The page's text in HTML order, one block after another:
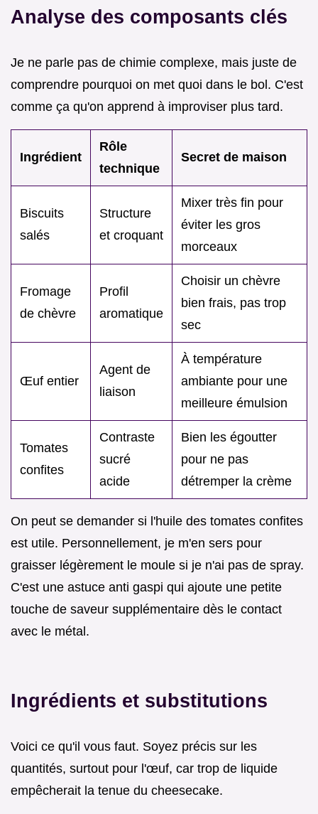
Analyse des composants clés
Je ne parle pas de chimie complexe, mais juste de
comprendre pourquoi on met quoi dans le bol. C'est
comme ça qu'on apprend à improviser plus tard.
Ingrédient
Rôle
technique
Secret de maison
Biscuits
salés
Structure
et croquant
Mixer très fin pour
éviter les gros
morceaux
Fromage
de chèvre
Profil
aromatique
Choisir un chèvre
bien frais, pas trop
sec
Œuf entier
Agent de
liaison
À température
ambiante pour une
meilleure émulsion
Tomates
confites
Contraste
sucré
acide
Bien les égoutter
pour ne pas
détremper la crème
On peut se demander si l'huile des tomates confites
est utile. Personnellement, je m'en sers pour
graisser légèrement le moule si je n'ai pas de spray.
C'est une astuce anti gaspi qui ajoute une petite
touche de saveur supplémentaire dès le contact
avec le métal.
Ingrédients et substitutions
Voici ce qu'il vous faut. Soyez précis sur les
quantités, surtout pour l'œuf, car trop de liquide
empêcherait la tenue du cheesecake.